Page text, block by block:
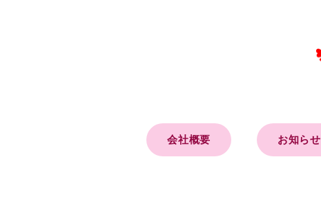
会社概要 お知らせ